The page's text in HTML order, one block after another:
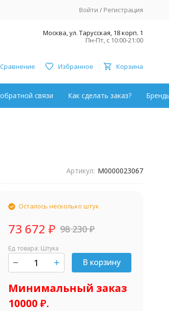
Войти / Регистрация
Москва, ул. Тарусская, 18 корп. 1
Пн-Пт, с 10:00-21:00
Сравнение Избранное Корзина
связи Как сделать заказ?
Артикул: М0000023067
Осталось несколько штук
73 672 ₽ 98 230₽
Ед. товара: Штука
В корзину
Минимальный заказ
10000 ₽.